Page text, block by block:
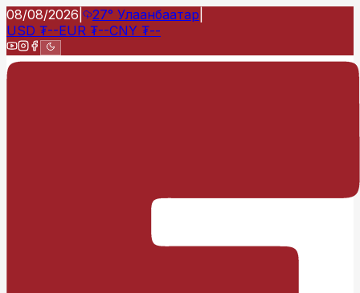
08/08/2026 27° Улаанбаатар
USD ₮--EUR ₮--CNY ₮--